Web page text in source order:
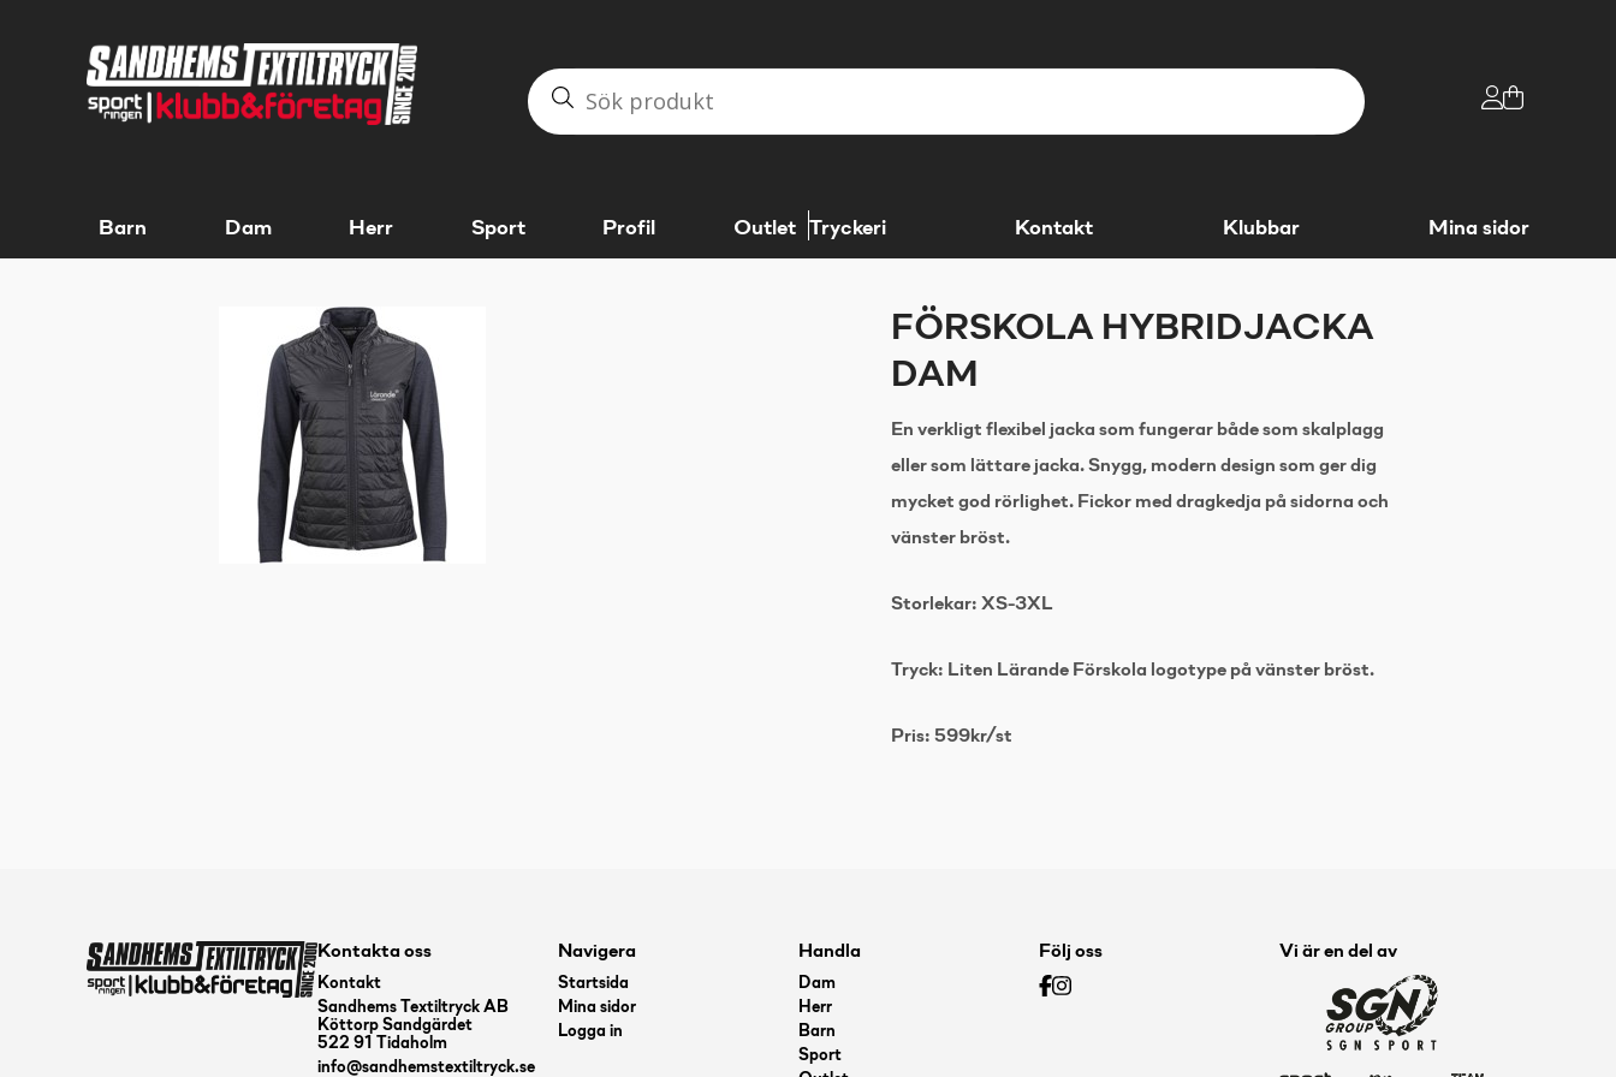
Barn Dam Herr Sport Profil Outlet Tryckeri Kontakt Klubbar Mina sidor
FÖRSKOLA HYBRIDJACKA
DAM
En verkligt flexibel jacka som fungerar både som skalplagg
eller som lättare jacka. Snygg, modern design som ger dig
mycket god rörlighet. Fickor med dragkedja på sidorna och
vänster bröst.
Storlekar: XS-3XL
Tryck: Liten Lärande Förskola logotype på vänster bröst.
Pris: 599kr/st
Kontakta oss
Kontakt
Sandhems Textiltryck AB
Köttorp Sandgärdet
522 91 Tidaholm
info@sandhemstextiltryck.se
Navigera
Startsida
Mina sidor
Logga in
Handla
Dam
Herr
Barn
Sport
Följ oss Vi är en del av